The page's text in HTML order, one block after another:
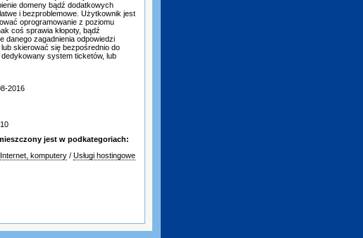
domeny bądź dodatkowych
i bezproblemowe. Użytkownik jest
oprogramowanie z poziomu
coś sprawia kłopoty, bądź
danego zagadnienia odpowiedzi
skierować się bezpośrednio do
dedykowany system ticketów, lub
2016
jest w podkategoriach:
Internet, komputery / Usługi hostingowe